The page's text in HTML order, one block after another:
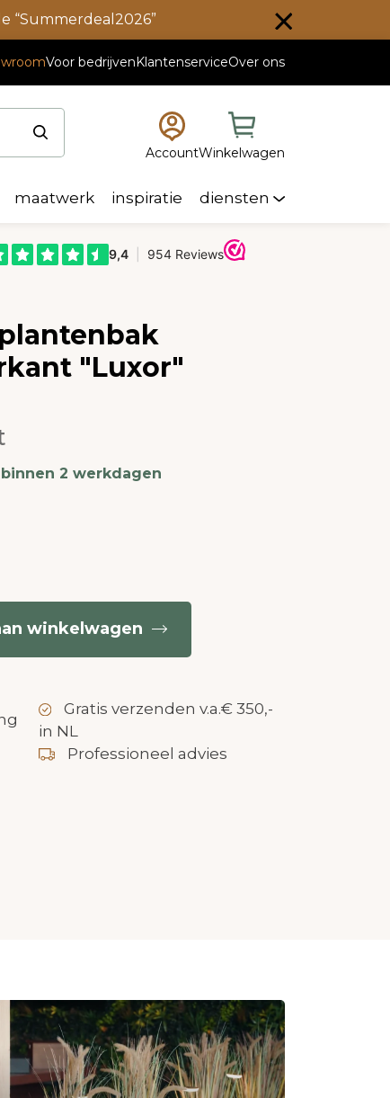
“Summerdeal2026”
Voor bedrijvenKlantenserviceOver ons
AccountWinkelwagen
maatwerk inspiratie diensten
"Luxor"
2 werkdagen
winkelwagen
Gratis verzenden v.a.€ 350,-
in NL
Professioneel advies